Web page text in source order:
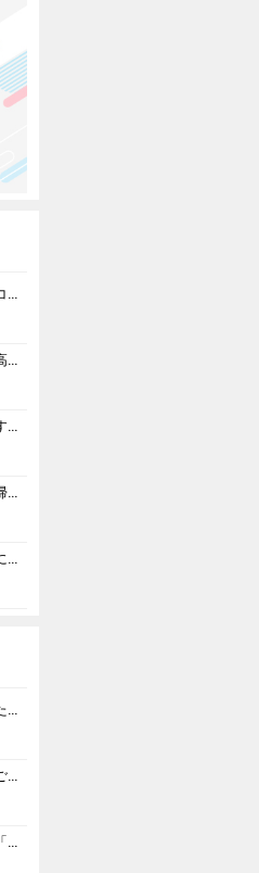
香川県でうどん巡りするならココ！本場の讃岐うどんの名店
ここに寄るのがおすすめ！東名高速道路・新東名高速道路の充実のSA・PA10選
定番から穴場まで！山梨県のおすすめ観光スポット37選
暑い夏を乗り切る！関西から日帰りや1泊2日におすすめの避暑地10選
【初心者向け】はじめて新幹線に乗る人必読！新幹線の乗り方をイチから徹底解説
爽やかで心地いい！夏こそ行きたい北海道
今年の夏は房総半島の海辺で過ごす！海水浴におすすめの宿10選
贅沢なオールインクルーシブ宿「WASHU BLUE RESORT 風籠」で...